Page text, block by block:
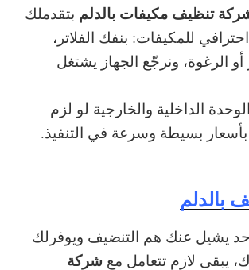
تنظيف مكيفات بالدلم بتقدملك
للمكيفات: بنفك الفلاتر،
أو الرغوة، ونرجّع الجهاز يشتغل
الداخلية والخارجية لو لزم
بأسعار بسيطة وسرعة في التنفيذ.
بالدلم
حد يشيل عنك هم التنضيف ويوفرلك
يبقى لازم تتعامل مع شركة